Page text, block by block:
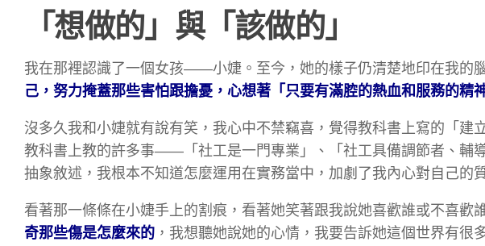
「想做的」與「該做的」
我在那裡認識了一個女孩——小婕。至今，她的樣子仍清楚地印在我的
己，努力掩蓋那些害怕跟擔憂，心想著「只要有滿腔的熱血和服務的精
沒多久我和小婕就有說有笑，我心中不禁竊喜，覺得教科書上寫的「建
教科書上教的許多事——「社工是一門專業」、「社工具備調節者、輔
抽象敘述，我根本不知道怎麼運用在實務當中，加劇了我內心對自己的
看著那一條條在小婕手上的割痕，看著她笑著跟我說她喜歡誰或不喜歡
奇那些傷是怎麼來的 ，我想聽她說她的心情，我要告訴她這個世界有